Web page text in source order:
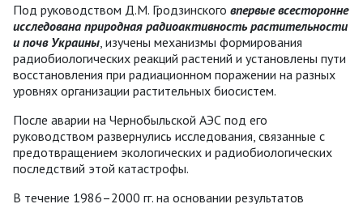
Под руководством Д.М. Гродзинского впервые всесторонне
исследована природная радиоактивность растительности
и почв Украины , изучены механизмы формирования
радиобиологических реакций растений и установлены пути
восстановления при радиационном поражении на разных
уровнях организации растительных биосистем.
После аварии на Чернобыльской АЭС под его
руководством развернулись исследования, связанные с
предотвращением экологических и радиобиологических
последствий этой катастрофы.
В течение 1986–2000 гг. на основании результатов